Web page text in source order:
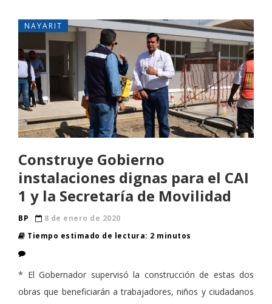
NAYARIT
Construye Gobierno
instalaciones dignas para el CAI
1 y la Secretaría de Movilidad
BP
8 de enero de 2020
Tiempo estimado de lectura: 2 minutos
* El Gobernador supervisó la construcción de estas dos
obras que beneficiarán a trabajadores, niños y ciudadanos